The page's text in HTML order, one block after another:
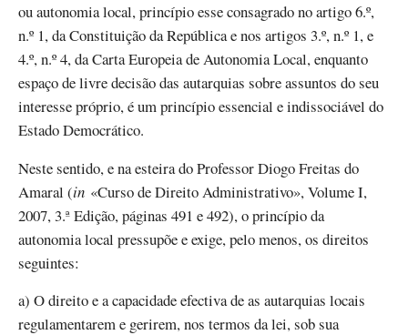
ou autonomia local, princípio esse consagrado no artigo 6.º,
n.º 1, da Constituição da República e nos artigos 3.º, n.º 1, e
4.º, n.º 4, da Carta Europeia de Autonomia Local, enquanto
espaço de livre decisão das autarquias sobre assuntos do seu
interesse próprio, é um princípio essencial e indissociável do
Estado Democrático.
Neste sentido, e na esteira do Professor Diogo Freitas do
Amaral (in «Curso de Direito Administrativo», Volume I,
2007, 3.ª Edição, páginas 491 e 492), o princípio da
autonomia local pressupõe e exige, pelo menos, os direitos
seguintes:
a) O direito e a capacidade efectiva de as autarquias locais
regulamentarem e gerirem, nos termos da lei, sob sua